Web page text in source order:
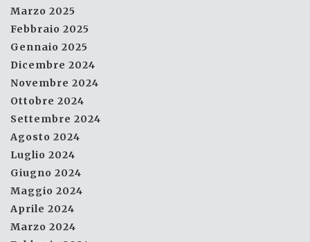
Marzo 2025
Febbraio 2025
Gennaio 2025
Dicembre 2024
Novembre 2024
Ottobre 2024
Settembre 2024
Agosto 2024
Luglio 2024
Giugno 2024
Maggio 2024
Aprile 2024
Marzo 2024